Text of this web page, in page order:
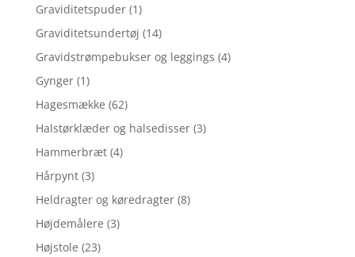
Graviditetspuder (1)
Graviditetsundertøj (14)
Gravidstrømpebukser og leggings (4)
Gynger (1)
Hagesmække (62)
Halstørklæder og halsedisser (3)
Hammerbræt (4)
Hårpynt (3)
Heldragter og køredragter (8)
Højdemålere (3)
Højstole (23)